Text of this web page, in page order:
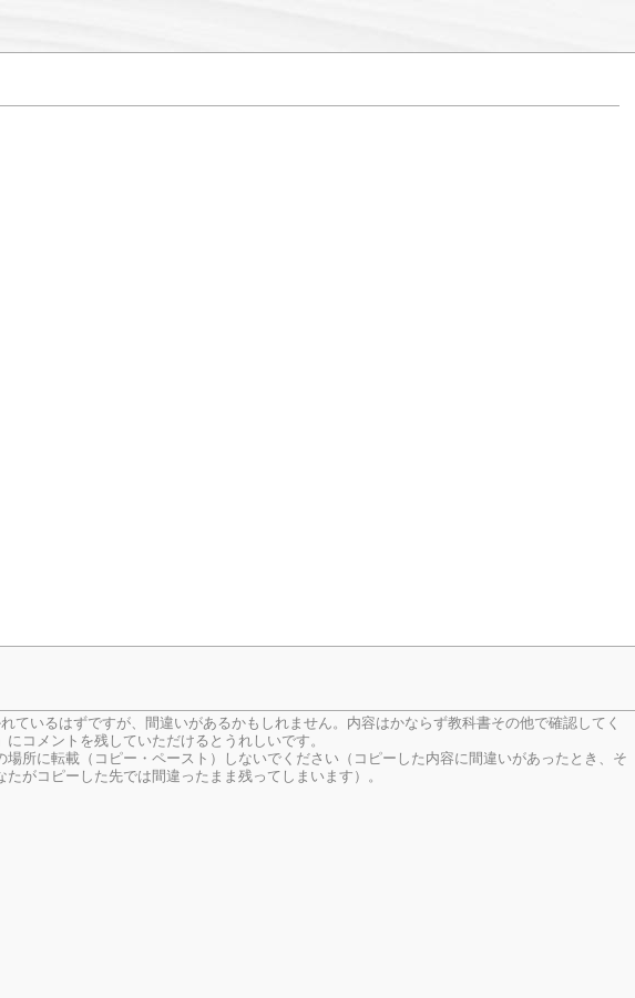
いるはずですが、間違いがあるかもしれません。内容はかならず教科書その他で確認してく
コメントを残していただけるとうれしいです。
所に転載（コピー・ペースト）しないでください（コピーした内容に間違いがあったとき、そ
がコピーした先では間違ったまま残ってしまいます）。